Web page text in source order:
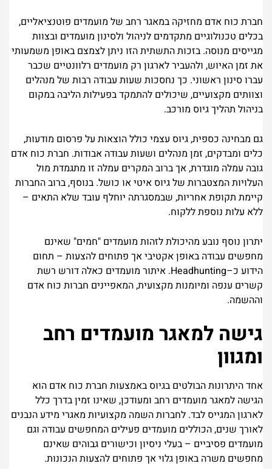
חברת כוח אדם מחזיקה במאגר רחב של מועמדים פוטנציאליים,
בכלים טכנולוגיים מתקדמים לניהול ולסינון מועמדים ובצוות
מגייסים מנוסה. בזכות התשתית הזו ניתן לצמצם באופן משמעותי
את זמן האיוש, ולהעביר לארגון רק מועמדים רלוונטיים שכבר
עברו סינון ראשוני. כך נחסכות שעות עבודה רבות של מנהלים
וצוותים מקצועיים, שיכולים להתמקד בפעילות הליבה במקום
בניהול תהליך גיוס מורכב.
גם מבחינה כספית, גיוס עצמי כולל הוצאות על פרסום מודעות,
כלים ומבדקים, זמן מנהלים ושעות עבודה אבודות. חברת כוח אדם
גובה עמלה מוגדרת, אך ברוב המקרים עמלה זו מתגמדת מול
העלויות המצטברות של גיוס איטי או כושל. בנוסף, ברוב החברות
קיימת תקופת אחריות, שבמסגרתה יוחלף עובד שלא התאים –
ללא עלות נוספת ללקוח.
יתרון נוסף נובע מהיכולת לזהות מועמדים "חמים" שאינם
מחפשים עבודה באופן אקטיבי אך פתוחים להצעות – תחום
הידוע כ–Headhunting. איתור מועמדים כאלה דורש רשת
קשרים ענפה ומיומנות מקצועית, המאפיינים חברות כוח אדם
וההשמה.
גישה למאגר מועמדים רחב
ומגוון
אחד היתרונות הבולטים בגיוס באמצעות חברת כוח אדם הוא
הגישה למאגר מועמדים רחב ומעודכן, שאינו זמין בדרך כלל
לארגון המגייס לבד. לחברות השמה מקצועיות מאגרי מידע הנבנים
לאורך שנים, הכוללים מועמדים פעילים המחפשים עבודה וגם
מועמדים פסיביים – בעלי ניסיון וכישורים גבוהים שאינם
מחפשים משרה באופן גלוי אך פתוחים להצעות הנכונות.